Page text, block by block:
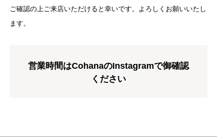
ご確認の上ご来店いただけると幸いです。よろしくお願いいたし
ます。
営業時間はCohanaのInstagramで御確認
ください